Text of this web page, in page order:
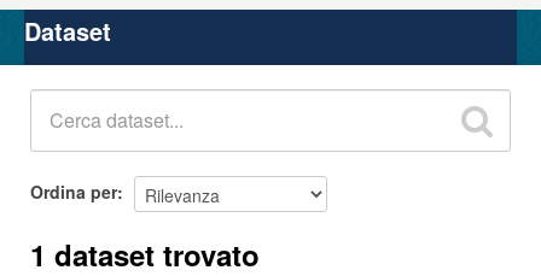
Organizzazioni
Gruppi
Dataset
Ordina per
1 dataset trovato